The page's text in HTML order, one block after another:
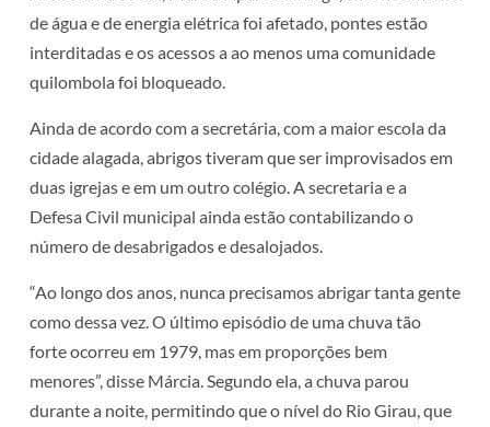
de água e de energia elétrica foi afetado, pontes estão
interditadas e os acessos a ao menos uma comunidade
quilombola foi bloqueado.
Ainda de acordo com a secretária, com a maior escola da
cidade alagada, abrigos tiveram que ser improvisados em
duas igrejas e em um outro colégio. A secretaria e a
Defesa Civil municipal ainda estão contabilizando o
número de desabrigados e desalojados.
“Ao longo dos anos, nunca precisamos abrigar tanta gente
como dessa vez. O último episódio de uma chuva tão
forte ocorreu em 1979, mas em proporções bem
menores”, disse Márcia. Segundo ela, a chuva parou
durante a noite, permitindo que o nível do Rio Girau, que